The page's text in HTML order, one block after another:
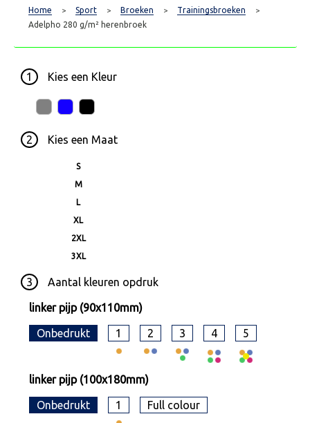
Home > Sport > Broeken > Trainingsbroeken >
Adelpho 280 g/m² herenbroek
1 Kies een Kleur
2 Kies een Maat
S
M
L
XL
2XL
3XL
3 Aantal kleuren opdruk
linker pijp (90x110mm)
Onbedrukt 1 2 3 4 5
linker pijp (100x180mm)
Onbedrukt 1 Full colour